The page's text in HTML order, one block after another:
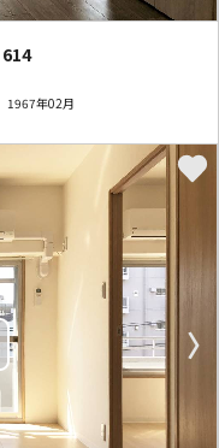
614
1967年02月
〉